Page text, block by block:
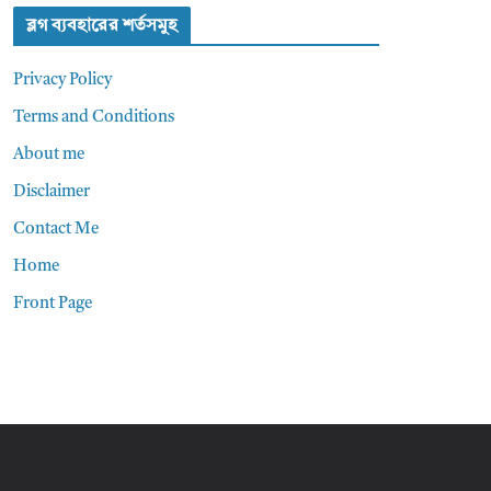
ব্লগ ব্যবহারের শর্তসমুহ
Privacy Policy
Terms and Conditions
About me
Disclaimer
Contact Me
Home
Front Page